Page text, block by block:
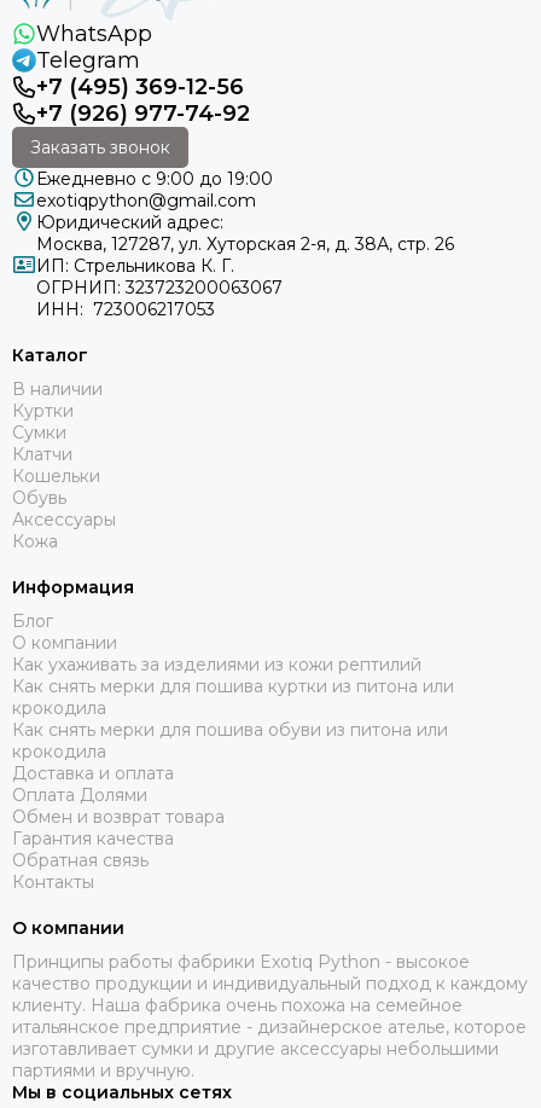
WhatsApp
Telegram
+7 (495) 369-12-56
+7 (926) 977-74-92
Заказать звонок
Ежедневно с 9:00 до 19:00
exotiqpython@gmail.com
Юридический адрес:
Москва, 127287, ул. Хуторская 2-я, д. 38А, стр. 26
ИП: Стрельникова К. Г.
ОГРНИП: 323723200063067
ИНН: 723006217053
Каталог
В наличии
Куртки
Сумки
Клатчи
Кошельки
Обувь
Аксессуары
Кожа
Информация
Блог
О компании
Как ухаживать за изделиями из кожи рептилий
Как снять мерки для пошива куртки из питона или
крокодила
Как снять мерки для пошива обуви из питона или
крокодила
Доставка и оплата
Оплата Долями
Обмен и возврат товара
Гарантия качества
Обратная связь
Контакты
О компании
Принципы работы фабрики Exotiq Python - высокое
качество продукции и индивидуальный подход к каждому
клиенту. Наша фабрика очень похожа на семейное
итальянское предприятие - дизайнерское ателье, которое
изготавливает сумки и другие аксессуары небольшими
партиями и вручную.
Мы в социальных сетях